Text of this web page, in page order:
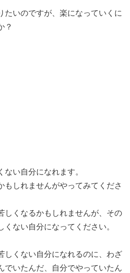
たいのですが、楽になっていくに
？
い自分になれます。
もしれませんがやってみてくださ
しくなるかもしれませんが、その
ない自分になってください。
しくない自分になれるのに、わざ
でいたんだ、自分でやっていたん